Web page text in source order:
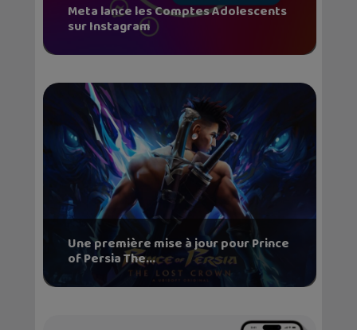
Meta lance les Comptes Adolescents
sur Instagram
Une première mise à jour pour Prince
of Persia The...